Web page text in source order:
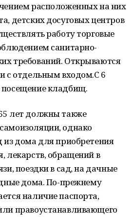
расположенных на них
детских досуговых центров
работу торговые
санитарно-
требований. Открываются
с отдельным входом.С 6
кладбищ.
лет должны также
однако
из дома для приобретения
лекарств, обращений в
поездки в сад, на дачные
дома. По-прежнему
наличие паспорта,
правоустанавливающего